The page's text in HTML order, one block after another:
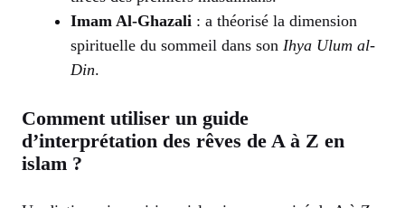
Imam Al-Ghazali : a théorisé la dimension
spirituelle du sommeil dans son Ihya Ulum al-
Din.
Comment utiliser un guide
d’interprétation des rêves de A à Z en
islam ?